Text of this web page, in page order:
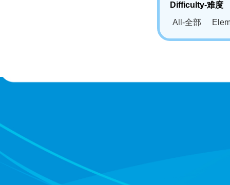
Difficulty-难度
All-全部